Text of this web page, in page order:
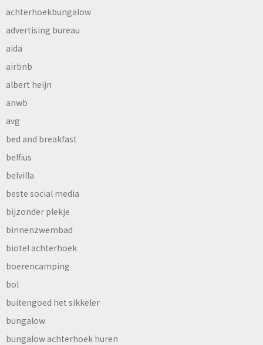
achterhoekbungalow
advertising bureau
aida
airbnb
albert heijn
anwb
avg
bed and breakfast
belfius
belvilla
beste social media
bijzonder plekje
binnenzwembad
biotel achterhoek
boerencamping
bol
buitengoed het sikkeler
bungalow
bungalow achterhoek huren